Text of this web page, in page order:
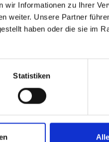
wir Informationen zu Ihrer
weiter. Unsere Partner
haben oder die sie im
Statistiken